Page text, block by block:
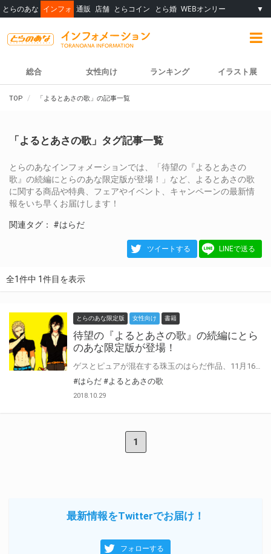
とらのあな インフォ 通販 店舗 とらコイン とら婚 WEBオンリー ▼
総合 女性向け ランキング イラスト展
TOP 「よるとあさの歌」の記事一覧
「よるとあさの歌」タグ記事一覧
とらのあなインフォメーションでは、「待望の『よるとあさの
歌』の続編にとらのあな限定版が登場！」など、よるとあさの歌
に関する商品や特典、フェアやイベント、キャンペーンの最新情
報をいち早くお届けします！
関連タグ： #はらだ
ツイートする LINEで送る
全1件中 1件目を表示
とらのあな限定版 女性向け 書籍
待望の『よるとあさの歌』の続編にとら
のあな限定版が登場！
#はらだ #よるとあさの歌
2018.10.29
1
最新情報をTwitterでお届け！
フォローする